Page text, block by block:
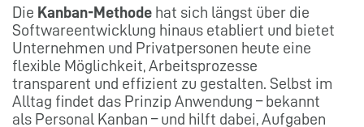
Die Kanban-Methode hat sich längst über die
Softwareentwicklung hinaus etabliert und bietet
Unternehmen und Privatpersonen heute eine
flexible Möglichkeit, Arbeitsprozesse
transparent und effizient zu gestalten. Selbst im
Alltag findet das Prinzip Anwendung – bekannt
als Personal Kanban – und hilft dabei, Aufgaben